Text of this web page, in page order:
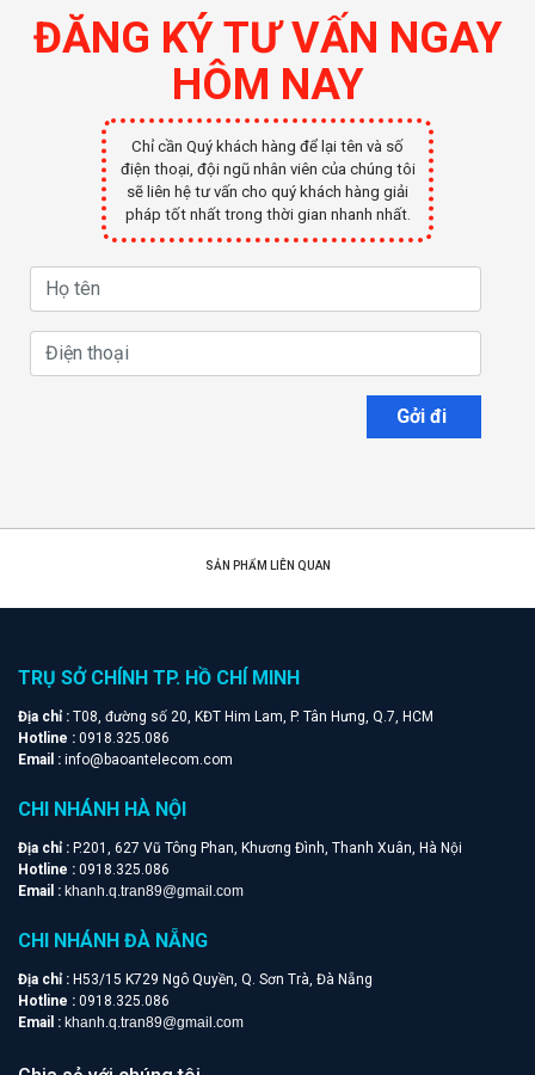
ĐĂNG KÝ TƯ VẤN NGAY
HÔM NAY
Chỉ cần Quý khách hàng để lại tên và số
điện thoại, đội ngũ nhân viên của chúng tôi
sẽ liên hệ tư vấn cho quý khách hàng giải
pháp tốt nhất trong thời gian nhanh nhất.
Gởi đi
SẢN PHẨM LIÊN QUAN
TRỤ SỞ CHÍNH TP. HỒ CHÍ MINH
Địa chỉ : T08, đường số 20, KĐT Him Lam, P. Tân Hưng, Q.7, HCM
Hotline : 0918.325.086
Email : info@baoantelecom.com
CHI NHÁNH HÀ NỘI
Địa chỉ : P.201, 627 Vũ Tông Phan, Khương Đình, Thanh Xuân, Hà Nội
Hotline : 0918.325.086
Email : khanh.q.tran89@gmail.com
CHI NHÁNH ĐÀ NẴNG
Địa chỉ : H53/15 K729 Ngô Quyền, Q. Sơn Trà, Đà Nẵng
Hotline : 0918.325.086
Email : khanh.q.tran89@gmail.com